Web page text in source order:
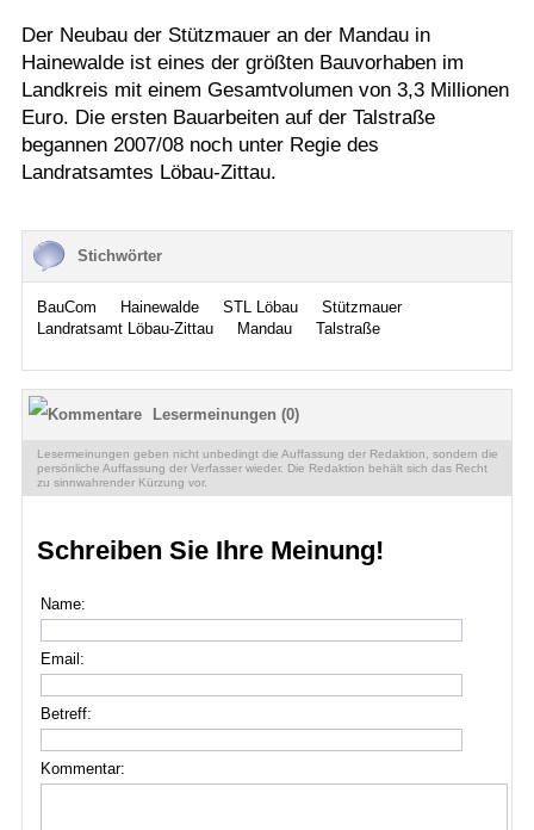
Der Neubau der Stützmauer an der Mandau in
Hainewalde ist eines der größten Bauvorhaben im
Landkreis mit einem Gesamtvolumen von 3,3 Millionen
Euro. Die ersten Bauarbeiten auf der Talstraße
begannen 2007/08 noch unter Regie des
Landratsamtes Löbau-Zittau.
Stichwörter
BauCom Hainewalde STL Löbau
Stützmauer
Landratsamt Löbau-Zittau
Mandau Talstraße
Lesermeinungen (0)
Lesermeinungen geben nicht unbedingt die Auffassung der Redaktion, sondern die
persönliche Auffassung der Verfasser wieder. Die Redaktion behält sich das Recht
zu sinnwahrender Kürzung vor.
Schreiben Sie Ihre Meinung!
Name:
Email:
Betreff:
Kommentar: